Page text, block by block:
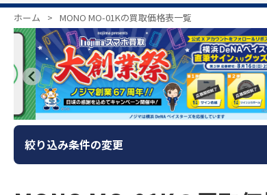
ホーム > MONO MO-01Kの買取価格表一覧
絞り込み条件の変更